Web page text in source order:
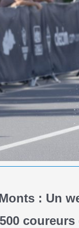
: Un